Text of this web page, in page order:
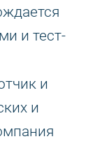
и тест-
и
и